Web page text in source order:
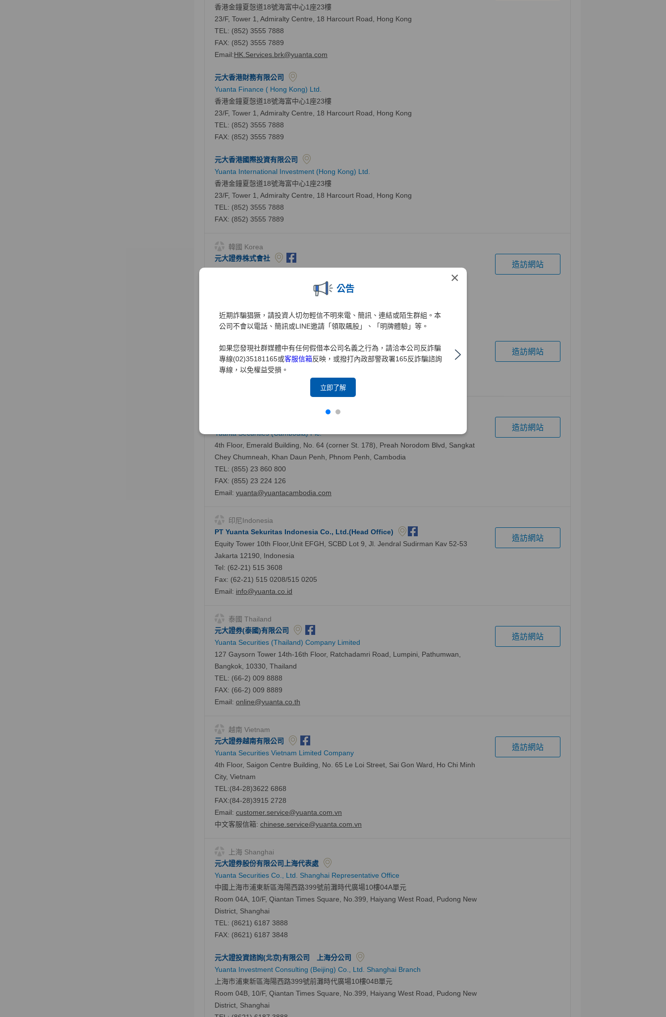
×
公告
近期詐騙猖獗，請投資人切勿輕信不明來電、簡訊、連結或陌生群組。本
公司不會以電話、簡訊或LINE邀請「領取飆股」、「明牌體驗」等。
如果您發現社群媒體中有任何假借本公司名義之行為，請洽本公司反詐騙
專線(02)35181165或客服信箱反映，或撥打內政部警政署165反詐騙諮詢
專線，以免權益受損。
立即了解
香港金鐘夏愨道18號海富中心1座23樓
23/F, Tower 1, Admiralty Centre, 18 Harcourt Road, Hong Kong
TEL: (852) 3555 7888
FAX: (852) 3555 7889
Email:HK.Services.brk@yuanta.com
元大香港財務有限公司
Yuanta Finance ( Hong Kong) Ltd.
香港金鐘夏愨道18號海富中心1座23樓
23/F, Tower 1, Admiralty Centre, 18 Harcourt Road, Hong Kong
TEL: (852) 3555 7888
FAX: (852) 3555 7889
元大香港國際投資有限公司
Yuanta International Investment (Hong Kong) Ltd.
香港金鐘夏愨道18號海富中心1座23樓
23/F, Tower 1, Admiralty Centre, 18 Harcourt Road, Hong Kong
TEL: (852) 3555 7888
FAX: (852) 3555 7889
造訪網站
韓國 Korea
元大證券株式會社
Yuanta Securities Korea Co., Ltd.
Anchor1, 39 Gukjegeumyung-ro, Yeongdeungpo-gu, Seoul, Korea
海外客服TEL： (82-2) 2012-8002
造訪網站
Yuanta Investment Co., Ltd.
22nd floor, Anchor1, 39 Gukjegeumyung-ro, Yeongdeungpo-gu, Seoul, Korea
TEL: (82-2) 561 0056
造訪網站
Yuanta Securities (Cambodia) Plc.
4th Floor, Emerald Building, No. 64 (corner St. 178), Preah Norodom Blvd, Sangkat
Chey Chumneah, Khan Daun Penh, Phnom Penh, Cambodia
TEL: (855) 23 860 800
FAX: (855) 23 224 126
Email: yuanta@yuantacambodia.com
造訪網站
印尼Indonesia
PT Yuanta Sekuritas Indonesia Co., Ltd.(Head Office)
Equity Tower 10th Floor,Unit EFGH, SCBD Lot 9, Jl. Jendral Sudirman Kav 52-53
Jakarta 12190, Indonesia
Tel: (62-21) 515 3608
Fax: (62-21) 515 0208/515 0205
Email: info@yuanta.co.id
造訪網站
泰國 Thailand
元大證券(泰國)有限公司
Yuanta Securities (Thailand) Company Limited
127 Gaysorn Tower 14th-16th Floor, Ratchadamri Road, Lumpini, Pathumwan,
Bangkok, 10330, Thailand
TEL: (66-2) 009 8888
FAX: (66-2) 009 8889
Email: online@yuanta.co.th
造訪網站
越南 Vietnam
元大證券越南有限公司
Yuanta Securities Vietnam Limited Company
4th Floor, Saigon Centre Building, No. 65 Le Loi Street, Sai Gon Ward, Ho Chi Minh
City, Vietnam
TEL:(84-28)3622 6868
FAX:(84-28)3915 2728
Email: customer.service@yuanta.com.vn
中文客服信箱: chinese.service@yuanta.com.vn
上海 Shanghai
元大證券股份有限公司上海代表處
Yuanta Securities Co., Ltd. Shanghai Representative Office
中國上海市浦東新區海陽西路399號前灘時代廣場10樓04A單元
Room 04A, 10/F, Qiantan Times Square, No.399, Haiyang West Road, Pudong New
District, Shanghai
TEL: (8621) 6187 3888
FAX: (8621) 6187 3848
元大證投資諮詢(北京)有限公司 上海分公司
Yuanta Investment Consulting (Beijing) Co., Ltd. Shanghai Branch
上海市浦東新區海陽西路399號前灘時代廣場10樓04B單元
Room 04B, 10/F, Qiantan Times Square, No.399, Haiyang West Road, Pudong New
District, Shanghai